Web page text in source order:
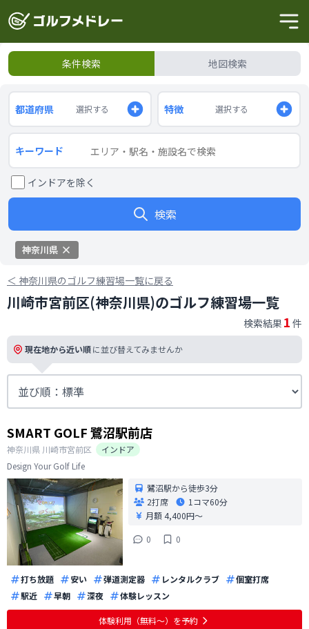
条件検索 地図検索
都道府県 選択する 特徴 選択する
キーワード
インドアを除く
検索
神奈川県
＜ 神奈川県のゴルフ練習場一覧に戻る
川崎市宮前区(神奈川県)のゴルフ練習場一覧
検索結果 1 件
現在地から近い順に並び替えてみませんか
SMART GOLF 鷺沼駅前店
神奈川県 川崎市宮前区
インドア
Design Your Golf Life
鷺沼駅から徒歩3分
2打席
1コマ60分
月額 4,400円〜
0
0
打ち放題 安い 弾道測定器 レンタルクラブ
個室打席
駅近
早朝 深夜 体験レッスン
体験利用（無料〜）を予約